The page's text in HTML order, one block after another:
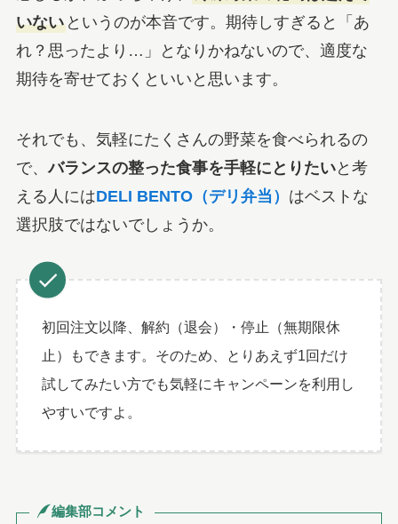
いないというのが本音です。期待しすぎると「あ
れ？思ったより…」となりかねないので、適度な
期待を寄せておくといいと思います。
それでも、気軽にたくさんの野菜を食べられるの
で、バランスの整った食事を手軽にとりたいと考
える人にはDELI BENTO（デリ弁当） はベストな
選択肢ではないでしょうか。
初回注文以降、解約（退会）・停止（無期限休
止）もできます。そのため、とりあえず1回だけ
試してみたい方でも気軽にキャンペーンを利用し
やすいですよ。
編集部コメント